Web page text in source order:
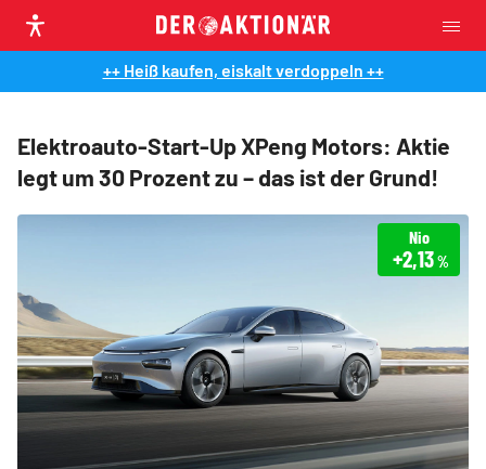
++ Heiß kaufen, eiskalt verdoppeln ++
Elektroauto-Start-Up XPeng Motors: Aktie
legt um 30 Prozent zu – das ist der Grund!
Nio
+2,13%